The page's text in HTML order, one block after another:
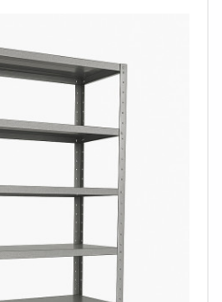
produtos e serviços que
precisão, detalhes
de lado por muitas
na fidelização do cliente.É
deve sempre ser
no segmento.
a garantir a qualidade e
além de evitar prejuízos
de produtos que não
adequadamente. Assim, é
Sistemas de